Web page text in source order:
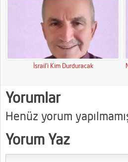
İsrail’i Kim Durduracak
Yorumlar
Henüz yorum
Yorum Yaz